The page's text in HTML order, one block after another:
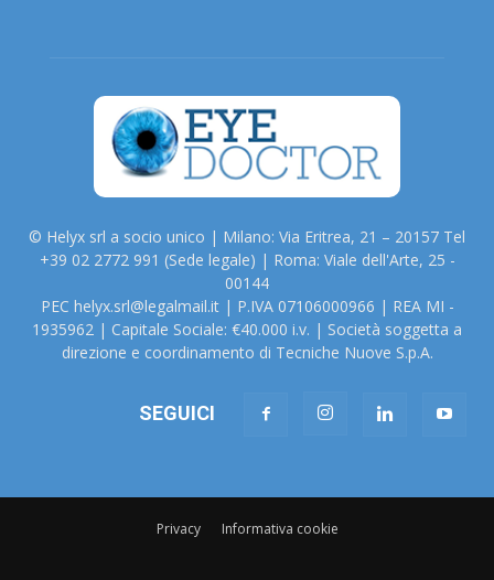
© Helyx srl a socio unico | Milano: Via Eritrea, 21 – 20157 Tel
+39 02 2772 991 (Sede legale) | Roma: Viale dell'Arte, 25 -
00144
PEC helyx.srl@legalmail.it | P.IVA 07106000966 | REA MI -
1935962 | Capitale Sociale: €40.000 i.v. | Società soggetta a
direzione e coordinamento di Tecniche Nuove S.p.A.
SEGUICI
Privacy Informativa cookie